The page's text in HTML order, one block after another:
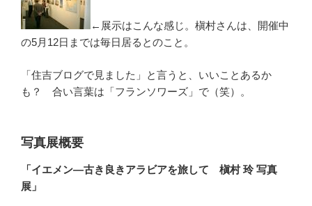
←展示はこんな感じ。槇村さんは、開催中
の5月12日までは毎日居るとのこと。
「住吉ブログで見ました」と言うと、いいことあるか
も？ 合い言葉は「フランソワーズ」で（笑）。
写真展概要
「イエメン―古き良きアラビアを旅して 槇村 玲 写真
展」